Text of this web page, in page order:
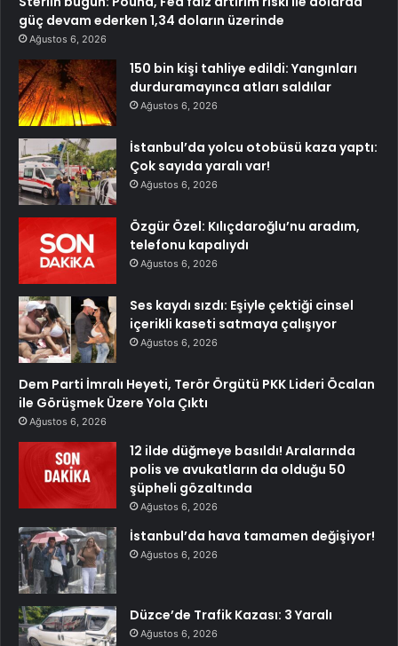
güç devam ederken 1,34 doların üzerinde
Ağustos 6, 2026
150 bin kişi tahliye edildi: Yangınları
durduramayınca atları saldılar
Ağustos 6, 2026
İstanbul’da yolcu otobüsü kaza yaptı:
Çok sayıda yaralı var!
Ağustos 6, 2026
Özgür Özel: Kılıçdaroğlu’nu aradım,
telefonu kapalıydı
Ağustos 6, 2026
Ses kaydı sızdı: Eşiyle çektiği cinsel
içerikli kaseti satmaya çalışıyor
Ağustos 6, 2026
Dem Parti İmralı Heyeti, Terör Örgütü PKK Lideri Öcalan
ile Görüşmek Üzere Yola Çıktı
Ağustos 6, 2026
12 ilde düğmeye basıldı! Aralarında
polis ve avukatların da olduğu 50
şüpheli gözaltında
Ağustos 6, 2026
İstanbul’da hava tamamen değişiyor!
Ağustos 6, 2026
Düzce’de Trafik Kazası: 3 Yaralı
Ağustos 6, 2026